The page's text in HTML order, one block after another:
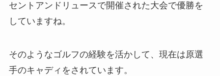
セントアンドリュースで開催された大会で優勝を
していますね。
そのようなゴルフの経験を活かして、現在は原選
手のキャディをされています。